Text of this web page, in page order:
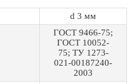
d 3 мм
ГОСТ 9466-75;
ГОСТ 10052-
75; ТУ 1273-
021-00187240-
2003